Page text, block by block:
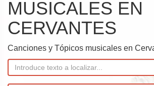
MUSICALES EN
CERVANTES
Canciones y Tópicos musicales en